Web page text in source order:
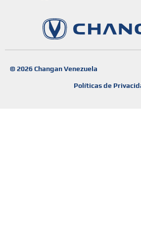
© 2026 Changan Venezuela
Políticas de